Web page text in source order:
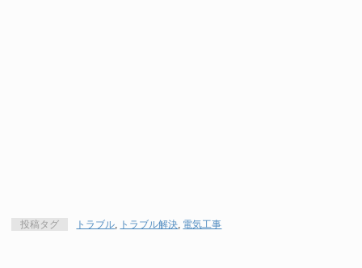
投稿タグ トラブル, トラブル解決, 電気工事